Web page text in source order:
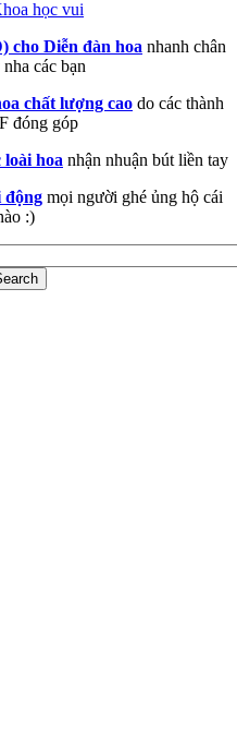
học vui
cho Diễn đàn hoa nhanh chân
các bạn
chất lượng cao do các thành
đóng góp
hoa nhận nhuận bút liền tay
động mọi người ghé ủng hộ cái
:)